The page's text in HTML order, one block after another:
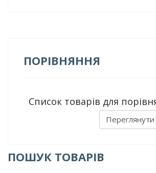
ПОРІВНЯННЯ
Список товарів для
Переглянути
ПОШУК ТОВАРІВ